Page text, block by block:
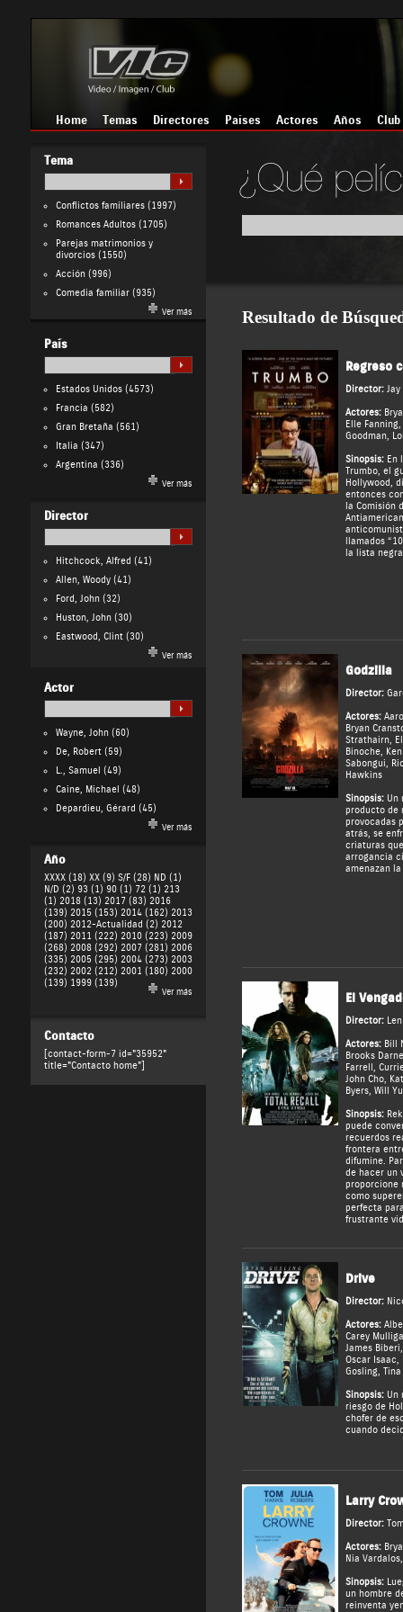
Home Temas Directores Países Actores Años Club
Tema
Conflictos familiares(1997)
Romances Adultos(1705)
Parejas matrimonios y
divorcios(1550)
Acción(996)
Comedia familiar(935)
Ver más
País
Estados Unidos(4573)
Francia (582)
Gran Bretaña (561)
Italia (347)
Argentina (336)
Ver más
Director
Hitchcock, Alfred (41)
Allen, Woody(41)
Ford, John(32)
Huston, John(30)
Eastwood, Clint(30)
Ver más
Actor
Wayne, John(60)
De, Robert(59)
L., Samuel (49)
Caine, Michael (48)
Depardieu, Gérard (45)
Ver más
Año
XXXX (18) XX (9) S/F (28) ND (1)
N/D (2) 93 (1) 90 (1) 72 (1) 213
(1) 2018 (13) 2017 (83) 2016
(139) 2015 (153) 2014 (162) 2013
(200) 2012-Actualidad (2) 2012
(187) 2011 (222) 2010 (223) 2009
(268) 2008 (292) 2007 (281) 2006
(335) 2005 (295) 2004 (273) 2003
(232) 2002 (212) 2001 (180) 2000
(139) 1999 (139)
Ver más
Contacto
[contact-form-7 id="35952"
title="Contacto home"]
Resultado de
Regreso
Director: Jay
Actores:
Elle Fanning,
Goodman,
Sinopsis:En
Trumbo, el
Hollywood,
entonces
la Comisión
llamados
la lista
Godzilla
Director:
Actores:
Bryan
Strathairn,
Binoche,
Sabongui,
Hawkins
Sinopsis:Un
producto de
provocadas
atrás, se
criaturas
arrogancia
amenazan
El
Director:
Actores: Bill
Brooks
Farrell ,
John Cho,
Byers, Will
Sinopsis:
puede
recuerdos
frontera
difumine.
de hacer un
proporcione
como
perfecta
frustrante
Drive
Director:
Actores:
Carey
James Biberi
Oscar Isaac,
Gosling,
Sinopsis:Un
riesgo de
chofer de
cuando
Larry
Director:
Actores:
Nia Vardalos
Sinopsis:
un hombre
reinventa